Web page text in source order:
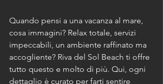
Quando pensi a una vacanza al mare,
cosa immagini? Relax totale, servizi
impeccabili, un ambiente raffinato ma
accogliente? Riva del Sol Beach ti offre
tutto questo e molto di più. Qui, ogni
dettaglio è curato per farti sentire